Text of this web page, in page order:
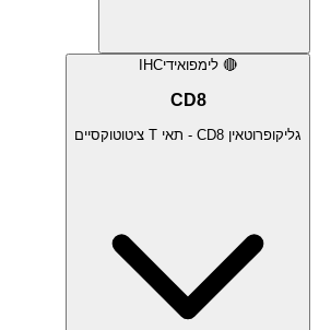
🔴 לימפואידיIHC
CD8
גליקופרוטאין CD8 - תאי T ציטוטוקסיים